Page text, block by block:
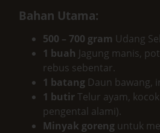
Bahan Utama:
500 – 700 gram Udang
1 buah Jagung manis,
rebus sebentar.
1 batang Daun bawang,
1 butirTelur ayam,
pengental alami).
Minyak goreng untuk